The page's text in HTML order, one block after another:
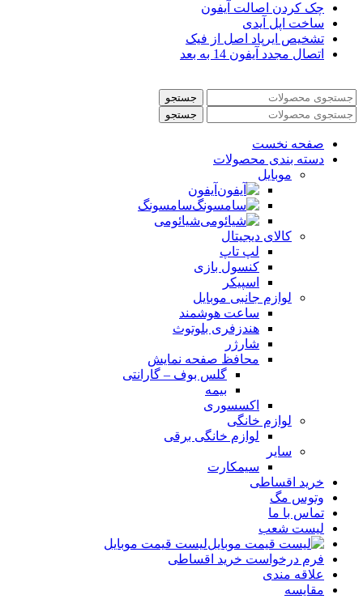
چک کردن اصالت آیفون
ساخت اپل آیدی
تشخیص ایرپاد اصل از فیک
اتصال مجدد آیفون 14 به بعد
جستجو
جستجو
صفحه نخست
دسته بندی محصولات
موبایل
آیفون
سامسونگ
شیائومی
کالای دیجیتال
لپ تاپ
کنسول بازی
اسپیکر
لوازم جانبی موبایل
ساعت هوشمند
هندزفری بلوتوث
شارژر
محافظ صفحه نمایش
گلس بوف – گارانتی
بیمه
اکسسوری
لوازم خانگی
لوازم خانگی برقی
سایر
سیمکارت
خرید اقساطی
وتوس مگ
تماس با ما
لیست شعب
لیست قیمت موبایل
فرم درخواست خرید اقساطی
علاقه مندی
مقایسه